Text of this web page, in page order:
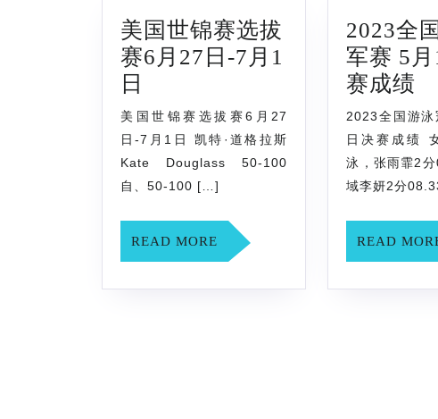
美国世锦赛选拔
赛6月27日-7月1
日
国
世
锦
赛
选
拔
美国世锦赛选拔赛6月27
日-7月1日 凯特·道格拉斯
Kate Douglass 50-100
自、50-100 […]
READ MORE READ
MORE
2023全
军赛 5
赛成绩
全
国
游
泳
冠
军
2023全国游
日决赛成绩
泳，张雨霏2分
域李妍2分
READ